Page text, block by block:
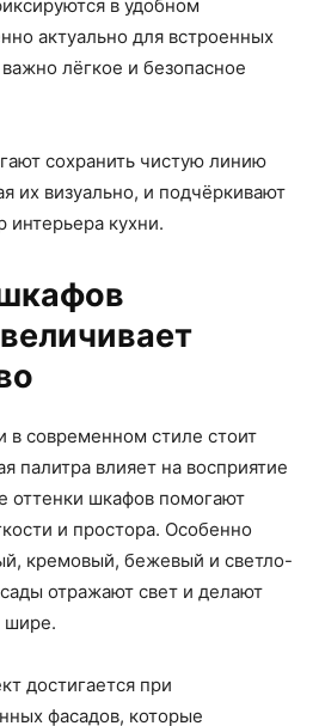
в удобном
актуально для встроенных
лёгкое и безопасное
сохранить чистую линию
их визуально, и подчёркивают
интерьера кухни.
в современном стиле стоит
палитра влияет на восприятие
оттенки шкафов помогают
и простора. Особенно
кремовый, бежевый и светло-
отражают свет и делают
шире.
достигается при
фасадов, которые